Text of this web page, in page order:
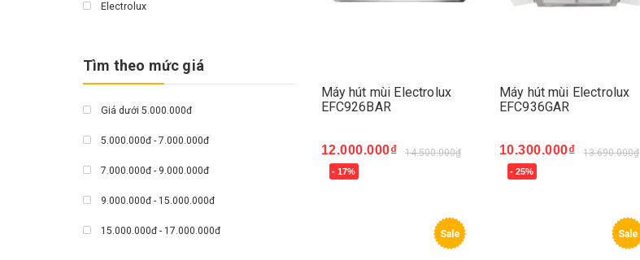
Máy hút mùi Electrolux
EFC926BAR
12.000.000₫ 14.500.000₫
- 17%
Mua ngay
Máy hút mùi Electrolux
EFC936GAR
10.300.000₫ 13.690.000₫
- 25%
Mua ngay
Sale Sale
Electrolux
Tìm theo mức giá
Giá dưới 5.000.000đ
5.000.000đ - 7.000.000đ
7.000.000đ - 9.000.000đ
9.000.000đ - 15.000.000đ
15.000.000đ - 17.000.000đ